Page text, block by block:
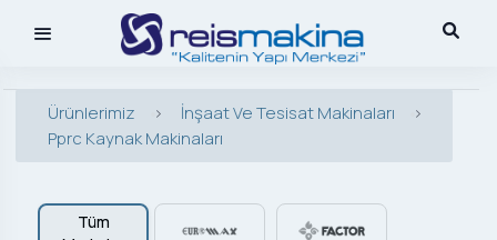
Ürünlerimiz > İnşaat Ve Tesisat Makinaları
>
Pprc Kaynak Makinaları
Tüm